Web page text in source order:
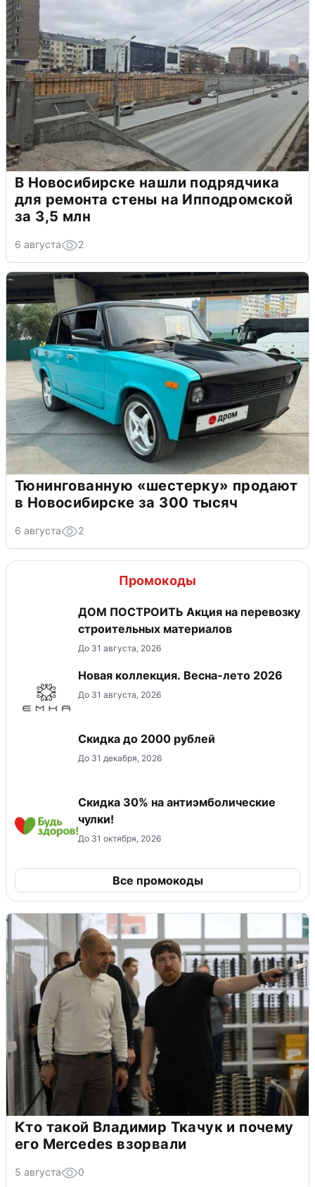
В Новосибирске нашли подрядчика
для ремонта стены на Ипподромской
за 3,5 млн
6 августа 2
Тюнингованную «шестерку» продают
в Новосибирске за 300 тысяч
6 августа 2
Промокоды
ДОМ ПОСТРОИТЬ Акция на перевозку
строительных материалов
До 31 августа, 2026
Новая коллекция. Весна-лето 2026
До 31 августа, 2026
Скидка до 2000 рублей
До 31 декабря, 2026
Скидка 30% на антиэмболические
чулки!
До 31 октября, 2026
Все промокоды
Кто такой Владимир Ткачук и почему
его Mercedes взорвали
5 августа 0